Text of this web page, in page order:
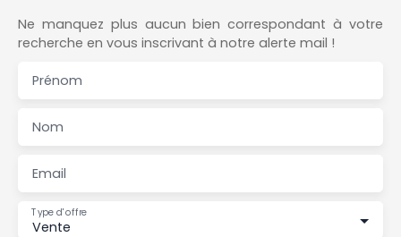
Ne manquez plus aucun bien correspondant à votre
recherche en vous inscrivant à notre alerte mail !
Prénom
Nom
Email
Vente
Type d'offre